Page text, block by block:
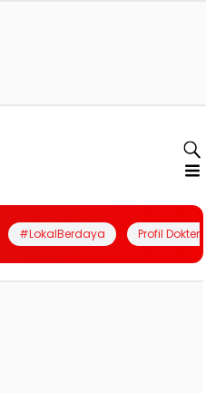
#LokalBerdaya Profil Dokter